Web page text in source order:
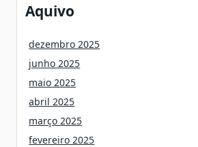
Aquivo
dezembro 2025
junho 2025
maio 2025
abril 2025
março 2025
fevereiro 2025